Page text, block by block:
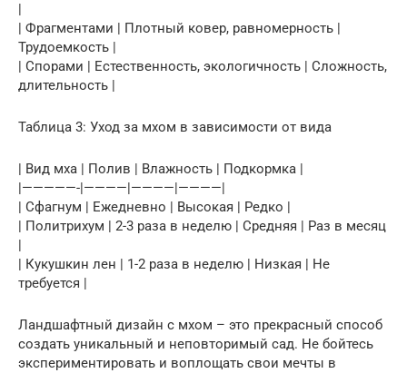
|
| Фрагментами | Плотный ковер, равномерность |
Трудоемкость |
| Спорами | Естественность, экологичность | Сложность,
длительность |
Таблица 3: Уход за мхом в зависимости от вида
| Вид мха | Полив | Влажность | Подкормка |
|—————-|————|————|————|
| Сфагнум | Ежедневно | Высокая | Редко |
| Политрихум | 2-3 раза в неделю | Средняя | Раз в месяц
|
| Кукушкин лен | 1-2 раза в неделю | Низкая | Не
требуется |
Ландшафтный дизайн с мхом – это прекрасный способ
создать уникальный и неповторимый сад. Не бойтесь
экспериментировать и воплощать свои мечты в